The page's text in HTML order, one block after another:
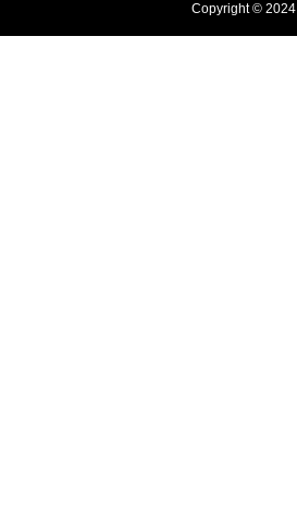
Copyright © 2024